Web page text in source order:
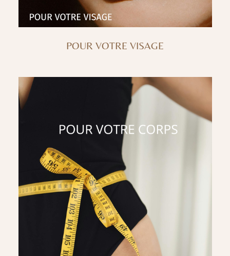
POUR VOTRE VISAGE